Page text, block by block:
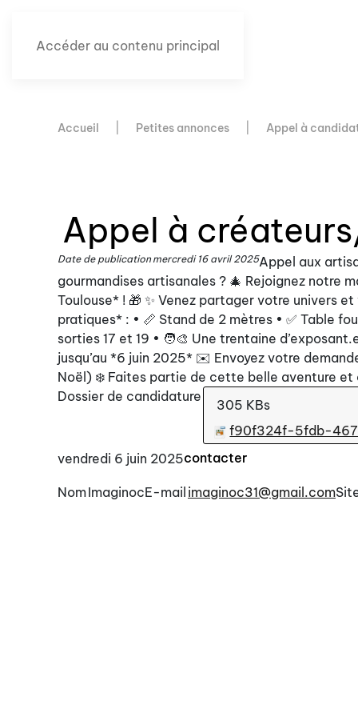
Accéder au contenu principal
Accueil Petites annonces Appel à
Appel à
Date de publication mercredi 16 avril 2025Appel aux
gourmandises artisanales ? 🎄 Rejoignez notre
Toulouse* ! 🎁 ✨ Venez partager votre univers
pratiques* : • 📏 Stand de 2 mètres • ✅ Table
sorties 17 et 19 • 🧑‍🎨 Une trentaine
jusqu’au *6 juin 2025* ✉️ Envoyez votre
Noël) ❄️ Faites partie de cette belle aventure et
Dossier de candidature
305 KBs
f90f324f-5fdb-
vendredi 6 juin 2025contacter
NomImaginocE-mail imaginoc31@gmail.com